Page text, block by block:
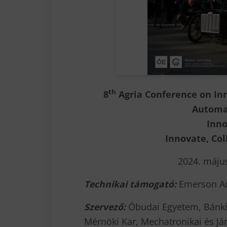
8th Agria Conference on
Innovate,
2024.
Technikai támogató: Emerson
Szervező: Óbudai Egyetem,
Mérnöki Kar, Mechatronikai és